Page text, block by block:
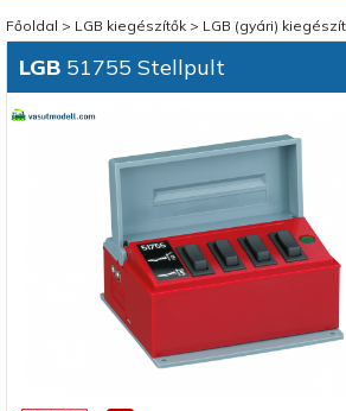
Főoldal > LGB kiegészítők> LGB (gyári)
LGB51755 Stellpult